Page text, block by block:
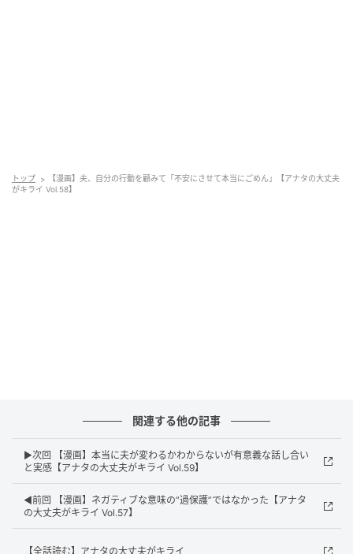
トップ
【漫画】夫、自分の行動を顧みて「不安にさせて本当にごめん」【アナタの大丈夫
がキライ Vol.58】
関連する他の記事
▶次回 【漫画】本当に夫が変わるかわからないが有意義な話し合い
と実感【アナタの大丈夫がキライ Vol.59】
◀前回 【漫画】ネガティブな意味の”過保護”ではなかった【アナタ
の大丈夫がキライ Vol.57】
【全話読む】アナタの大丈夫がキライ